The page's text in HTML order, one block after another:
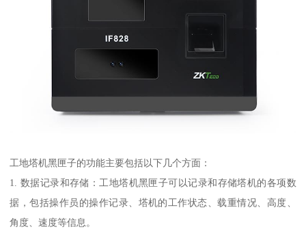
工地塔机黑匣子的功能主要包括以下几个方面：
1. 数据记录和存储：工地塔机黑匣子可以记录和存储塔机的各项数
据，包括操作员的操作记录、塔机的工作状态、载重情况、高度、
角度、速度等信息。